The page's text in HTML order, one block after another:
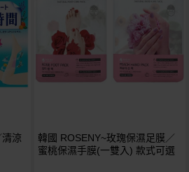
涼
韓國 ROSENY~玫瑰保濕足膜／
蜜桃保濕手膜(一雙入) 款式可選